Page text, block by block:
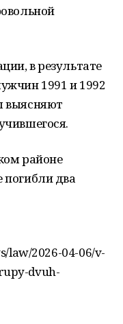
в результате
1991 и 1992
выясняют
районе
два
law/2026-04-06/v-
dvuh-